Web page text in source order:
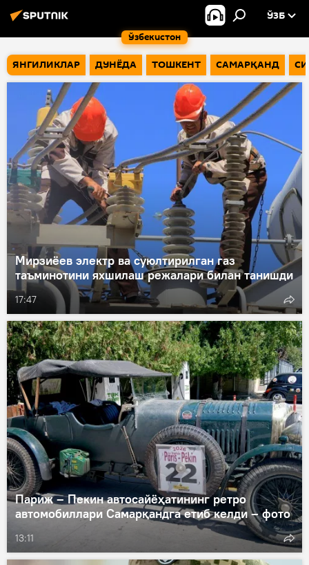
Ўзбекистон
ЎЗБ
ЯНГИЛИКЛАР ДУНЁДА ТОШКЕНТ САМАРҚАНД
Мирзиёев электр ва суюлтирилган газ
таъминотини яхшилаш режалари билан танишди
17:47
Париж – Пекин автосайёҳатининг ретро
автомобиллари Самарқандга етиб келди – фото
13:11